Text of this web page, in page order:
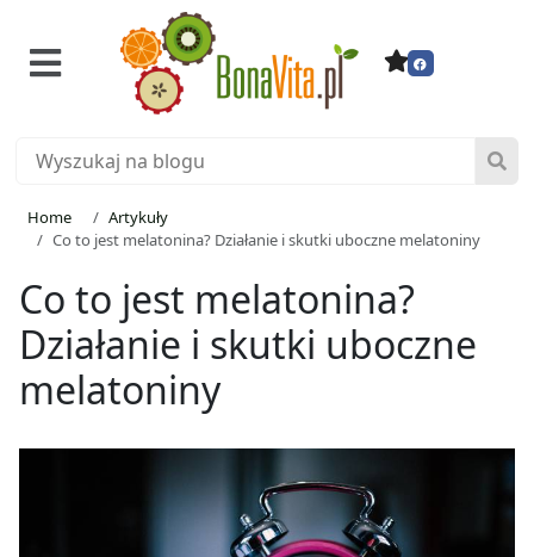
Home
Artykuły
Co to jest melatonina? Działanie i skutki uboczne melatoniny
Co to jest melatonina?
Działanie i skutki uboczne
melatoniny